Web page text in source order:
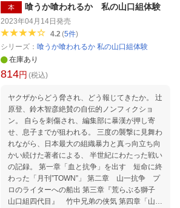
なってしまう側面があることを、本書では指摘
していきたい」（「はじめに」より） 目次 は
じめに 時代から見捨てられたやくざ稼業 第一
章 暴力団の衰退 第二章 やくざが消える
原因は何なのか 第三章 やくざが忘れた大義
第四章 子分殺しに親分を追い込む大親分 第
五章 死に急いだ工藤会 第六章 匿流の優
章 組を解散する
本 喰うか喰われるか 私の山口組体験
2023年04月14日 発売
4.2(5件)
シリーズ： 喰うか喰われるか 私の山口組体験
在庫あり
814円 (税込)
ヤクザからどう脅され、どう報じてきたか。 辻
原登、鈴木智彦絶賛の自伝的ノンフィクショ
ン。 自らを刺傷され、編集部に暴漢が押し寄
せ、息子までが狙われる。 三度の襲撃に見舞わ
れながら、日本最大の組織暴力と真っ向立ち向
かい続けた著者による、 半世紀にわたった戦い
の記録。 第一章「血と抗争」を出す 短命に終
わった「月刊”TOWN”」 第二章 山一抗争 プ
ロのライターへの船出 第三章『荒らぶる獅子
山口組四代目』 竹中兄弟の侠気 第四章「山健